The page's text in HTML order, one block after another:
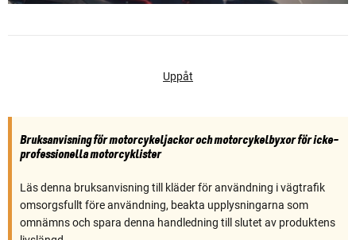
Uppåt
Bruksanvisning för motorcykeljackor och motorcykelbyxor för icke-
professionella motorcyklister
Läs denna bruksanvisning till kläder för användning i vägtrafik
omsorgsfullt före användning, beakta upplysningarna som
omnämns och spara denna handledning till slutet av produktens